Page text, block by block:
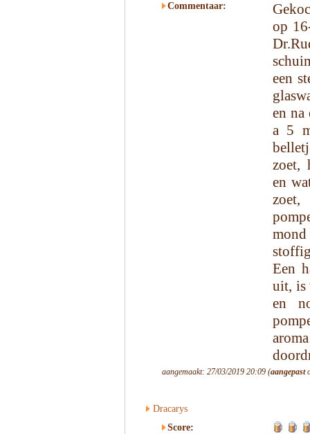
Commentaar:
op
een
en
a 5
zoet,
en
Een
uit, is
en
aangemaakt: 27/03/2019 20:09 (aangepast
Dracarys
Score: